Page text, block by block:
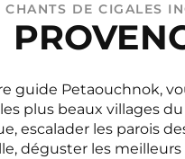
CHANTS DE CIGALES
guide Petaouchnok,
plus beaux villages
escalader les parois
déguster les meilleurs